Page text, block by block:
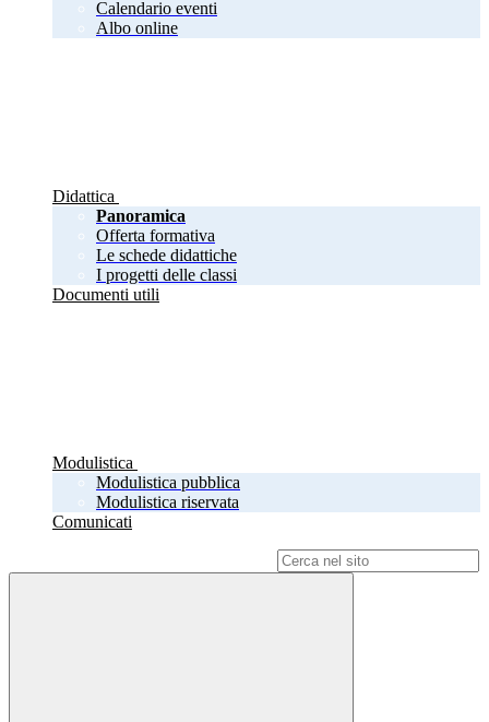
Calendario eventi
Albo online
Didattica
Panoramica
Offerta formativa
Le schede didattiche
I progetti delle classi
Documenti utili
Modulistica
Modulistica pubblica
Modulistica riservata
Comunicati